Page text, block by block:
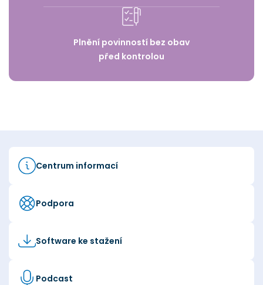
Plnění povinností bez obav
před kontrolou
Centrum informací
Podpora
Software ke stažení
Podcast